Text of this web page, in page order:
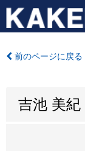
前のページに戻る
吉池 美紀